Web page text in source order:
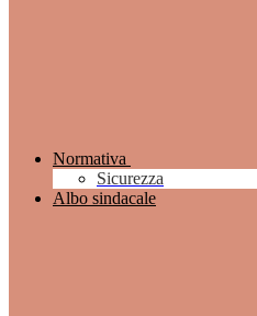
Normativa
Sicurezza
Albo sindacale